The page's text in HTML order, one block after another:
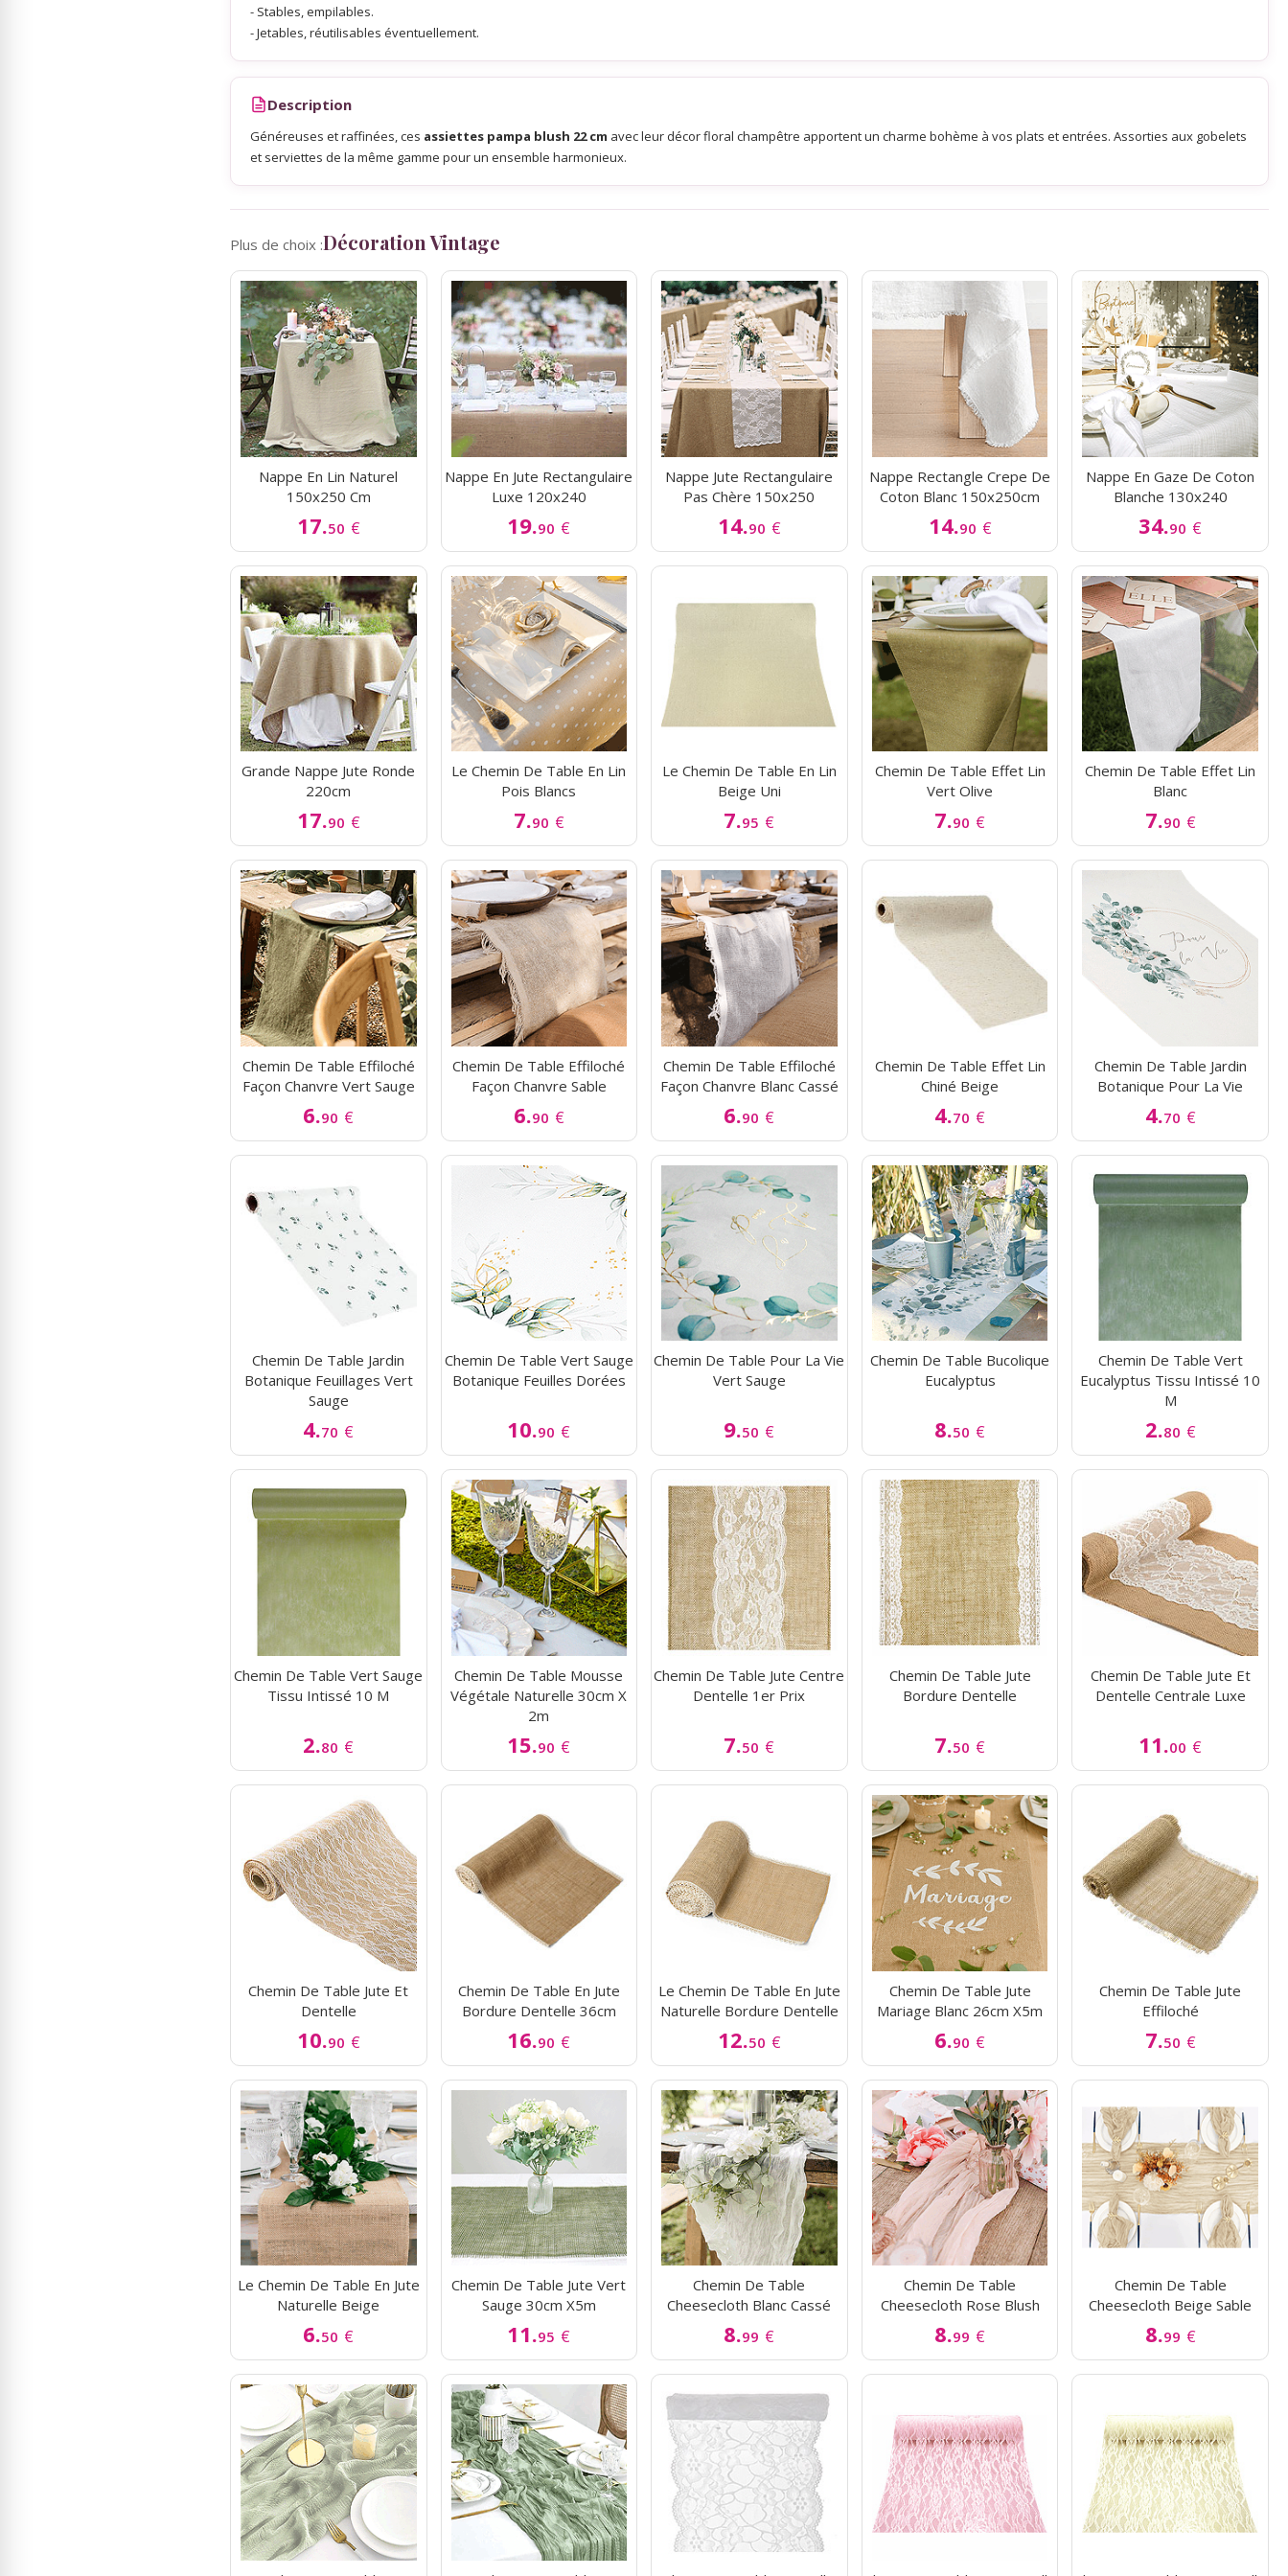
- Stables, empilables.
- Jetables, réutilisables éventuellement.
Description
Généreuses et raffinées, ces assiettes pampa blush 22 cm avec leur décor floral champêtre apportent un charme bohème à vos plats et entrées. Assorties aux gobelets
et serviettes de la même gamme pour un ensemble harmonieux.
Plus de choix :Décoration Vintage
Nappe En Lin Naturel
150x250 Cm
17.50 €
Nappe En Jute Rectangulaire
Luxe 120x240
19.90 €
Nappe Jute Rectangulaire
Pas Chère 150x250
14.90 €
Nappe Rectangle Crepe De
Coton Blanc 150x250cm
14.90 €
Nappe En Gaze De Coton
Blanche 130x240
34.90 €
Grande Nappe Jute Ronde
220cm
17.90 €
Le Chemin De Table En Lin
Pois Blancs
7.90 €
Le Chemin De Table En Lin
Beige Uni
7.95 €
Chemin De Table Effet Lin
Vert Olive
7.90 €
Chemin De Table Effet Lin
Blanc
7.90 €
Chemin De Table Effiloché
Façon Chanvre Vert Sauge
6.90 €
Chemin De Table Effiloché
Façon Chanvre Sable
6.90 €
Chemin De Table Effiloché
Façon Chanvre Blanc Cassé
6.90 €
Chemin De Table Effet Lin
Chiné Beige
4.70 €
Chemin De Table Jardin
Botanique Pour La Vie
4.70 €
Chemin De Table Jardin
Botanique Feuillages Vert
Sauge
4.70 €
Chemin De Table Vert Sauge
Botanique Feuilles Dorées
10.90 €
Chemin De Table Pour La Vie
Vert Sauge
9.50 €
Chemin De Table Bucolique
Eucalyptus
8.50 €
Chemin De Table Vert
Eucalyptus Tissu Intissé 10
M
2.80 €
Chemin De Table Vert Sauge
Tissu Intissé 10 M
2.80 €
Chemin De Table Mousse
Végétale Naturelle 30cm X
2m
15.90 €
Chemin De Table Jute Centre
Dentelle 1er Prix
7.50 €
Chemin De Table Jute
Bordure Dentelle
7.50 €
Chemin De Table Jute Et
Dentelle Centrale Luxe
11.00 €
Chemin De Table Jute Et
Dentelle
10.90 €
Chemin De Table En Jute
Bordure Dentelle 36cm
16.90 €
Le Chemin De Table En Jute
Naturelle Bordure Dentelle
12.50 €
Chemin De Table Jute
Mariage Blanc 26cm X5m
6.90 €
Chemin De Table Jute
Effiloché
7.50 €
Le Chemin De Table En Jute
Naturelle Beige
6.50 €
Chemin De Table Jute Vert
Sauge 30cm X5m
11.95 €
Chemin De Table
Cheesecloth Blanc Cassé
8.99 €
Chemin De Table
Cheesecloth Rose Blush
8.99 €
Chemin De Table
Cheesecloth Beige Sable
8.99 €